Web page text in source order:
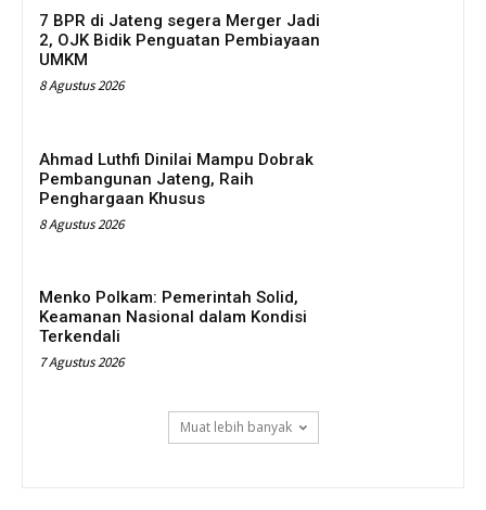
7 BPR di Jateng segera Merger Jadi
2, OJK Bidik Penguatan Pembiayaan
UMKM
8 Agustus 2026
Ahmad Luthfi Dinilai Mampu Dobrak
Pembangunan Jateng, Raih
Penghargaan Khusus
8 Agustus 2026
Menko Polkam: Pemerintah Solid,
Keamanan Nasional dalam Kondisi
Terkendali
7 Agustus 2026
Muat lebih banyak